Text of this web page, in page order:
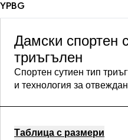
Дамски спортен
триъгълен
Спортен сутиен тип
и технология за
Таблица с размери